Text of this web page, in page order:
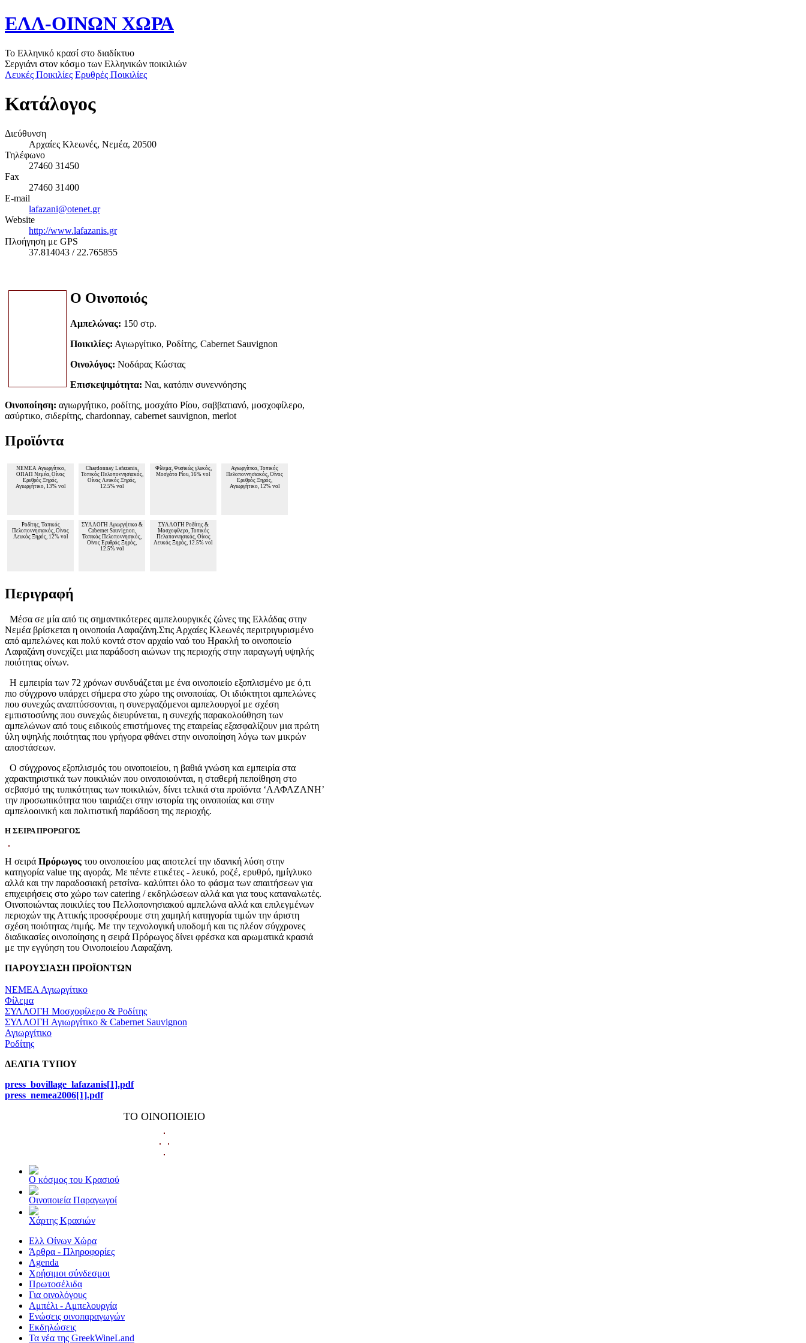
ΕΛΛ-ΟΙΝΩΝ ΧΩΡΑ
Το Ελληνικό κρασί στο διαδίκτυο
Σεργιάνι στον κόσμο των Ελληνικών ποικιλιών
Λευκές Ποικιλίες Ερυθρές Ποικιλίες
Κατάλογος
Διεύθυνση
Αρχαίες Κλεωνές, Νεμέα, 20500
Τηλέφωνο
27460 31450
Fax
27460 31400
E-mail
lafazani@otenet.gr
Website
http://www.lafazanis.gr
Πλοήγηση με GPS
37.814043 / 22.765855
Ο Οινοποιός
Αμπελώνας: 150 στρ.
Ποικιλίες: Αγιωργίτικο, Ροδίτης, Cabernet Sauvignon
Οινολόγος: Νοδάρας Κώστας
Επισκεψιμότητα: Ναι, κατόπιν συνεννόησης
Οινοποίηση: αγιωργήτικο, ροδίτης, μοσχάτο Ρίου, σαββατιανό, μοσχοφίλερο,
ασύρτικο, σιδερίτης, chardonnay, cabernet sauvignon, merlot
Προϊόντα
ΝΕΜΕΑ Αγιωργίτικο,
ΟΠΑΠ Νεμέα, Οίνος
Ερυθρός Ξηρός,
Αγιωργήτικο, 13% vol
Chardonnay Lafazanis,
Τοπικός Πελοποννησιακός,
Οίνος Λευκός Ξηρός,
12.5% vol
Φίλεμα, Φυσικώς γλυκός,
Μοσχάτο Ρίου, 16% vol
Αγιωργίτικο, Τοπικός
Πελοποννησιακός, Οίνος
Ερυθρός Ξηρός,
Αγιωργήτικο, 12% vol
Ροδίτης, Τοπικός
Πελοποννησιακός, Οίνος
Λευκός Ξηρός, 12% vol
ΣΥΛΛΟΓΗ Αγιωργήτικο &
Cabernet Sauvignon,
Τοπικός Πελοποννησικός,
Οίνος Ερυθρός Ξηρός,
12.5% vol
ΣΥΛΛΟΓΗ Ροδίτης &
Μοσχοφίλερο, Τοπικός
Πελοποννησικός, Οίνος
Λευκός Ξηρός, 12.5% vol
Περιγραφή
Μέσα σε μία από τις σημαντικότερες αμπελουργικές ζώνες της Ελλάδας στην
Νεμέα βρίσκεται η οινοποιία Λαφαζάνη.Στις Αρχαίες Κλεωνές περιτριγυρισμένο
από αμπελώνες και πολύ κοντά στον αρχαίο ναό του Ηρακλή το οινοποιείο
Λαφαζάνη συνεχίζει μια παράδοση αιώνων της περιοχής στην παραγωγή υψηλής
ποιότητας οίνων.
Η εμπειρία των 72 χρόνων συνδυάζεται με ένα οινοποιείο εξοπλισμένο με ό,τι
πιο σύγχρονο υπάρχει σήμερα στο χώρο της οινοποιίας. Οι ιδιόκτητοι αμπελώνες
που συνεχώς αναπτύσσονται, η συνεργαζόμενοι αμπελουργοί με σχέση
εμπιστοσύνης που συνεχώς διευρύνεται, η συνεχής παρακολούθηση των
αμπελώνων από τους ειδικούς επιστήμονες της εταιρείας εξασφαλίζουν μια πρώτη
ύλη υψηλής ποιότητας που γρήγορα φθάνει στην οινοποίηση λόγω των μικρών
αποστάσεων.
Ο σύγχρονος εξοπλισμός του οινοποιείου, η βαθιά γνώση και εμπειρία στα
χαρακτηριστικά των ποικιλιών που οινοποιούνται, η σταθερή πεποίθηση στο
σεβασμό της τυπικότητας των ποικιλιών, δίνει τελικά στα προϊόντα ‘ΛΑΦΑΖΑΝΗ’
την προσωπικότητα που ταιριάζει στην ιστορία της οινοποιίας και στην
αμπελοοινική και πολιτιστική παράδοση της περιοχής.
Η ΣΕΙΡΑ ΠΡΟΡΩΓΟΣ
Η σειρά Πρόρωγος του οινοποιείου μας αποτελεί την ιδανική λύση στην
κατηγορία value της αγοράς. Με πέντε ετικέτες - λευκό, ροζέ, ερυθρό, ημίγλυκο
αλλά και την παραδοσιακή ρετσίνα- καλύπτει όλο το φάσμα των απαιτήσεων για
επιχειρήσεις στο χώρο των catering / εκδηλώσεων αλλά και για τους καταναλωτές.
Οινοποιώντας ποικιλίες του Πελλοπονησιακού αμπελώνα αλλά και επιλεγμένων
περιοχών της Αττικής προσφέρουμε στη χαμηλή κατηγορία τιμών την άριστη
σχέση ποιότητας /τιμής. Με την τεχνολογική υποδομή και τις πλέον σύγχρονες
διαδικασίες οινοποίησης η σειρά Πρόρωγος δίνει φρέσκα και αρωματικά κρασιά
με την εγγύηση του Οινοποιείου Λαφαζάνη.
ΠΑΡΟΥΣΙΑΣΗ ΠΡΟÏΟΝΤΩΝ
ΝΕΜΕΑ Αγιωργίτικο
Φίλεμα
ΣΥΛΛΟΓΗ Μοσχοφίλερο & Ροδίτης
ΣΥΛΛΟΓΗ Αγιωργίτικο & Cabernet Sauvignon
Αγιωργίτικο
Ροδίτης
ΔΕΛΤΙΑ ΤΥΠΟΥ
press_bovillage_lafazanis[1].pdf
press_nemea2006[1].pdf
ΤΟ ΟΙΝΟΠΟΙΕΙΟ
Ο κόσμος του Κρασιού
Οινοποιεία Παραγωγοί
Χάρτης Κρασιών
Ελλ Οίνων Χώρα
Άρθρα - Πληροφορίες
Agenda
Χρήσιμοι σύνδεσμοι
Πρωτοσέλιδα
Για οινολόγους
Αμπέλι - Αμπελουργία
Ενώσεις οινοπαραγωγών
Εκδηλώσεις
Τα νέα της GreekWineLand